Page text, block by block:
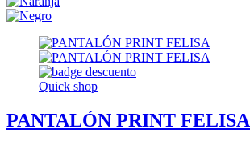
Quick shop
PANTALÓN PRINT FELISA